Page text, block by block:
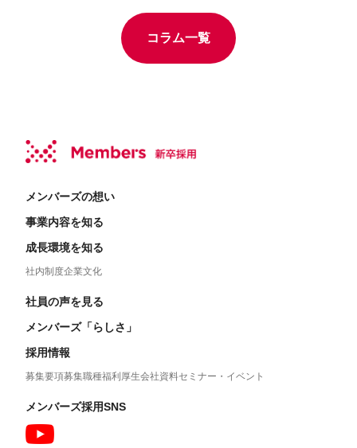
コラム一覧
メンバーズの想い
事業内容を知る
成長環境を知る
社内制度企業文化
社員の声を見る
メンバーズ「らしさ」
採用情報
募集要項募集職種福利厚生会社資料セミナー・イベント
メンバーズ採用SNS